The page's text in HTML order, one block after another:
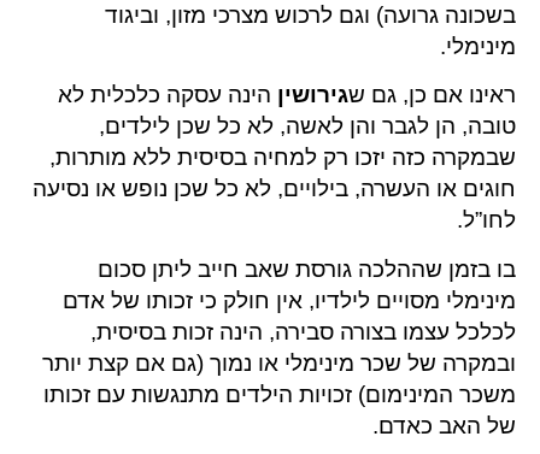
בשכונה גרועה) וגם לרכוש מצרכי מזון, וביגוד
מינימלי.
ראינו אם כן, גם שגירושין הינה עסקה כלכלית לא
טובה, הן לגבר והן לאשה, לא כל שכן לילדים,
שבמקרה כזה יזכו רק למחיה בסיסית ללא מותרות,
חוגים או העשרה, בילויים, לא כל שכן נופש או נסיעה
לחו”ל.
בו בזמן שההלכה גורסת שאב חייב ליתן סכום
מינימלי מסויים לילדיו, אין חולק כי זכותו של אדם
לכלכל עצמו בצורה סבירה, הינה זכות בסיסית,
ובמקרה של שכר מינימלי או נמוך (גם אם קצת יותר
משכר המינימום) זכויות הילדים מתנגשות עם זכותו
של האב כאדם.